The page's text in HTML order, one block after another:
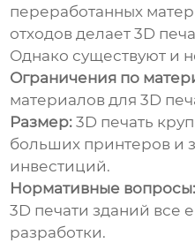
переработанных
отходов делает 3D
Однако существуют и
Ограничения по
материалов для 3D
Размер: 3D печать
больших принтеров и
инвестиций.
Нормативные вопросы:
3D печати зданий все
разработки.